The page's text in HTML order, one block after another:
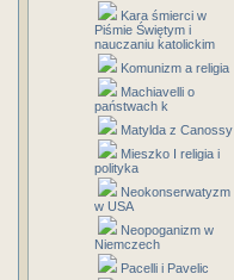
Kara śmierci w
Piśmie Świętym i
nauczaniu katolickim
Komunizm a religia
Machiavelli o
państwach k
Matylda z Canossy
Mieszko I religia i
polityka
Neokonserwatyzm
w USA
Neopoganizm w
Niemczech
Pacelli i Pavelic